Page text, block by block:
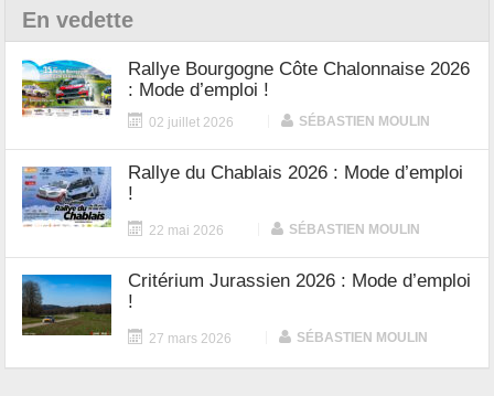
En vedette
Rallye Bourgogne Côte Chalonnaise 2026
: Mode d’emploi !
02 juillet 2026 SÉBASTIEN MOULIN
Rallye du Chablais 2026 : Mode d’emploi
!
22 mai 2026 SÉBASTIEN MOULIN
Critérium Jurassien 2026 : Mode d’emploi
!
27 mars 2026 SÉBASTIEN MOULIN